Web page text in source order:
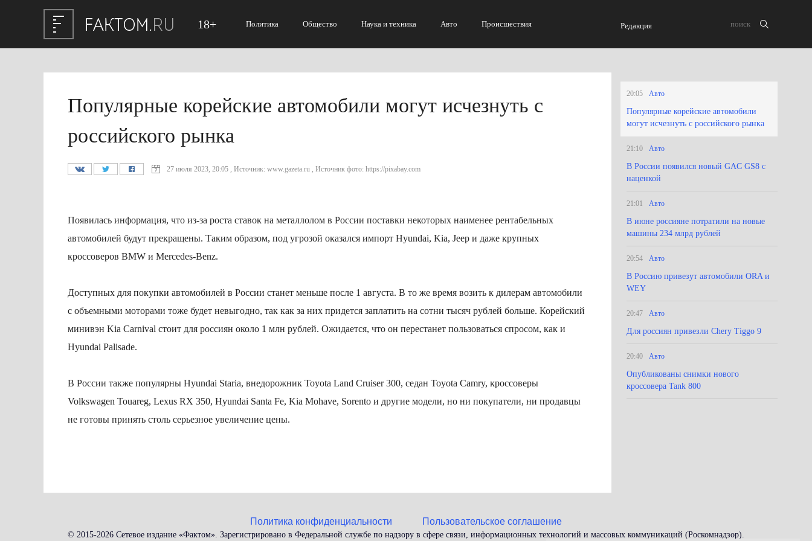
18+ Политика Общество Наука и техника Авто Происшествия Редакция
Популярные корейские автомобили могут исчезнуть с
российского рынка
27 июля 2023, 20:05 , Источник: www.gazeta.ru , Источник фото: https://pixabay.com
Появилась информация, что из-за роста ставок на металлолом в России поставки некоторых наименее рентабельных
автомобилей будут прекращены. Таким образом, под угрозой оказался импорт Hyundai, Kia, Jeep и даже крупных
кроссоверов BMW и Mercedes-Benz.
Доступных для покупки автомобилей в России станет меньше после 1 августа. В то же время возить к дилерам автомобили
с объемными моторами тоже будет невыгодно, так как за них придется заплатить на сотни тысяч рублей больше. Корейский
минивэн Kia Carnival стоит для россиян около 1 млн рублей. Ожидается, что он перестанет пользоваться спросом, как и
Hyundai Palisade.
В России также популярны Hyundai Staria, внедорожник Toyota Land Cruiser 300, седан Toyota Camry, кроссоверы
Volkswagen Touareg, Lexus RX 350, Hyundai Santa Fe, Kia Mohave, Sorento и другие модели, но ни покупатели, ни продавцы
не готовы принять столь серьезное увеличение цены.
20:05 Авто
Популярные корейские автомобили
могут исчезнуть с российского рынка
21:10 Авто
В России появился новый GAC GS8 с
наценкой
21:01 Авто
В июне россияне потратили на новые
машины 234 млрд рублей
20:54 Авто
В Россию привезут автомобили ORA и
WEY
20:47 Авто
Для россиян привезли Chery Tiggo 9
20:40 Авто
Опубликованы снимки нового
кроссовера Tank 800
Политика конфиденциальности Пользовательское соглашение
© 2015-2026 Сетевое издание «Фактом». Зарегистрировано в Федеральной службе по надзору в сфере связи, информационных технологий и массовых коммуникаций (Роскомнадзор).